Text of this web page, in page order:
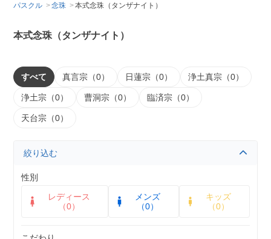
パスクル 念珠 本式念珠（タンザナイト）
本式念珠（タンザナイト）
すべて 真言宗（0） 日蓮宗（0） 浄土真宗（0）
浄土宗（0） 曹洞宗（0） 臨済宗（0）
天台宗（0）
絞り込む
性別
レディース
（0）
メンズ
（0）
キッズ
（0）